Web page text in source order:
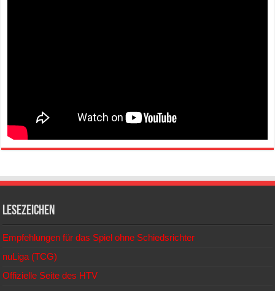
Lesezeichen
Empfehlungen für das Spiel ohne Schiedsrichter
nuLiga (TCG)
Offizielle Seite des HTV